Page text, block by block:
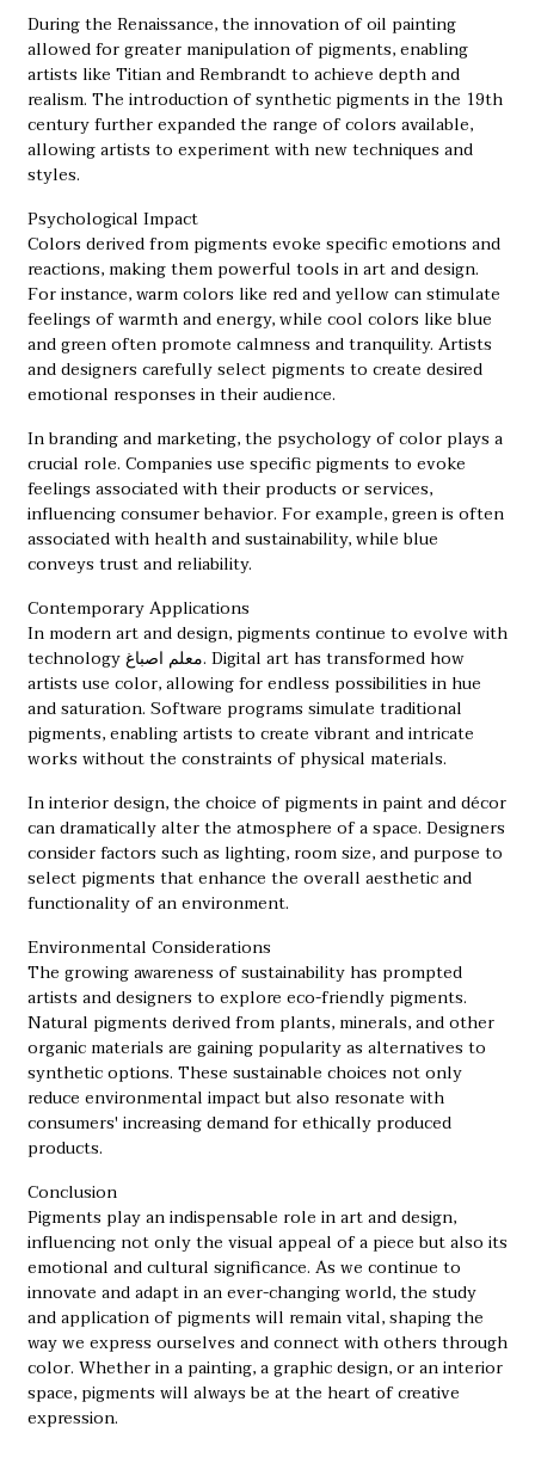
During the Renaissance, the innovation of oil painting
allowed for greater manipulation of pigments, enabling
artists like Titian and Rembrandt to achieve depth and
realism. The introduction of synthetic pigments in the 19th
century further expanded the range of colors available,
allowing artists to experiment with new techniques and
styles.
Psychological Impact
Colors derived from pigments evoke specific emotions and
reactions, making them powerful tools in art and design.
For instance, warm colors like red and yellow can stimulate
feelings of warmth and energy, while cool colors like blue
and green often promote calmness and tranquility. Artists
and designers carefully select pigments to create desired
emotional responses in their audience.
In branding and marketing, the psychology of color plays a
crucial role. Companies use specific pigments to evoke
feelings associated with their products or services,
influencing consumer behavior. For example, green is often
associated with health and sustainability, while blue
conveys trust and reliability.
Contemporary Applications
In modern art and design, pigments continue to evolve with
technologyمعلم اصباغ. Digital art has transformed how
artists use color, allowing for endless possibilities in hue
and saturation. Software programs simulate traditional
pigments, enabling artists to create vibrant and intricate
works without the constraints of physical materials.
In interior design, the choice of pigments in paint and décor
can dramatically alter the atmosphere of a space. Designers
consider factors such as lighting, room size, and purpose to
select pigments that enhance the overall aesthetic and
functionality of an environment.
Environmental Considerations
The growing awareness of sustainability has prompted
artists and designers to explore eco-friendly pigments.
Natural pigments derived from plants, minerals, and other
organic materials are gaining popularity as alternatives to
synthetic options. These sustainable choices not only
reduce environmental impact but also resonate with
consumers' increasing demand for ethically produced
products.
Conclusion
Pigments play an indispensable role in art and design,
influencing not only the visual appeal of a piece but also its
emotional and cultural significance. As we continue to
innovate and adapt in an ever-changing world, the study
and application of pigments will remain vital, shaping the
way we express ourselves and connect with others through
color. Whether in a painting, a graphic design, or an interior
space, pigments will always be at the heart of creative
expression.